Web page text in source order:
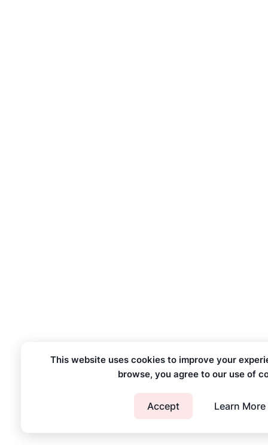
This website uses cookies to improve your
browse, you agree to our use of
Accept Learn More